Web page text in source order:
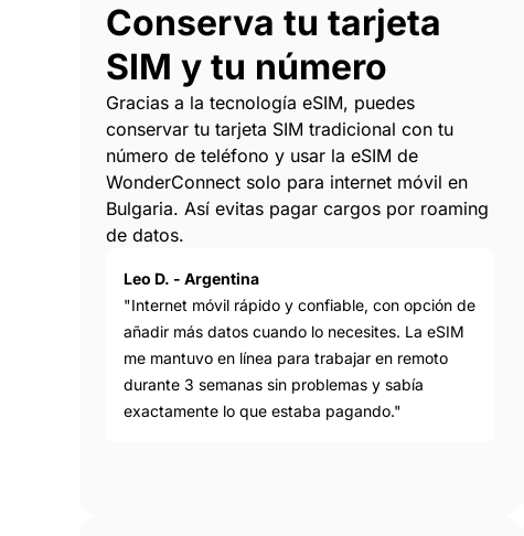
Conserva tu tarjeta
SIM y tu número
Gracias a la tecnología eSIM, puedes
conservar tu tarjeta SIM tradicional con tu
número de teléfono y usar la eSIM de
WonderConnect solo para internet móvil en
Bulgaria. Así evitas pagar cargos por roaming
de datos.
Leo D. - Argentina
"Internet móvil rápido y confiable, con opción de
añadir más datos cuando lo necesites. La eSIM
me mantuvo en línea para trabajar en remoto
durante 3 semanas sin problemas y sabía
exactamente lo que estaba pagando."